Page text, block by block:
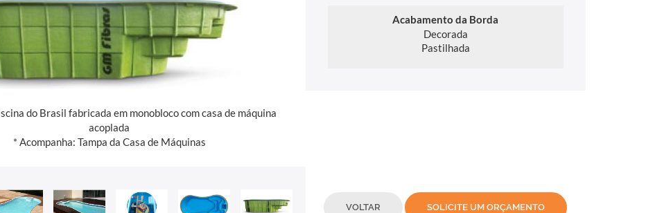
do Brasil fabricada em monobloco com casa de máquina
acoplada
* Acompanha: Tampa da Casa de Máquinas
Acabamento da Borda
Decorada
Pastilhada
VOLTAR SOLICITE UM ORÇAMENTO